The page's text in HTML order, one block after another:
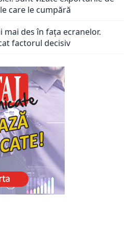
care le cumpără
mai des în fața ecranelor.
factorul decisiv